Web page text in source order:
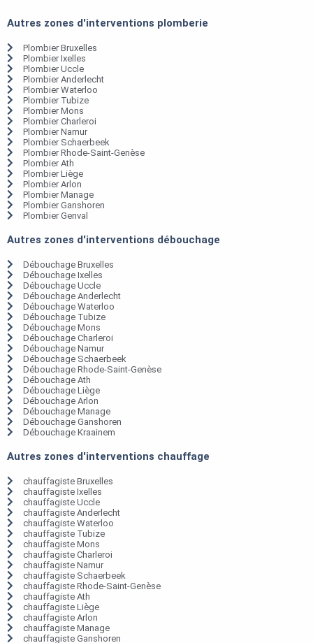
Autres zones d'interventions plomberie
Plombier Bruxelles
Plombier Ixelles
Plombier Uccle
Plombier Anderlecht
Plombier Waterloo
Plombier Tubize
Plombier Mons
Plombier Charleroi
Plombier Namur
Plombier Schaerbeek
Plombier Rhode-Saint-Genèse
Plombier Ath
Plombier Liège
Plombier Arlon
Plombier Manage
Plombier Ganshoren
Plombier Genval
Autres zones d'interventions débouchage
Débouchage Bruxelles
Débouchage Ixelles
Débouchage Uccle
Débouchage Anderlecht
Débouchage Waterloo
Débouchage Tubize
Débouchage Mons
Débouchage Charleroi
Débouchage Namur
Débouchage Schaerbeek
Débouchage Rhode-Saint-Genèse
Débouchage Ath
Débouchage Liège
Débouchage Arlon
Débouchage Manage
Débouchage Ganshoren
Débouchage Kraainem
Autres zones d'interventions chauffage
chauffagiste Bruxelles
chauffagiste Ixelles
chauffagiste Uccle
chauffagiste Anderlecht
chauffagiste Waterloo
chauffagiste Tubize
chauffagiste Mons
chauffagiste Charleroi
chauffagiste Namur
chauffagiste Schaerbeek
chauffagiste Rhode-Saint-Genèse
chauffagiste Ath
chauffagiste Liège
chauffagiste Arlon
chauffagiste Manage
chauffagiste Ganshoren